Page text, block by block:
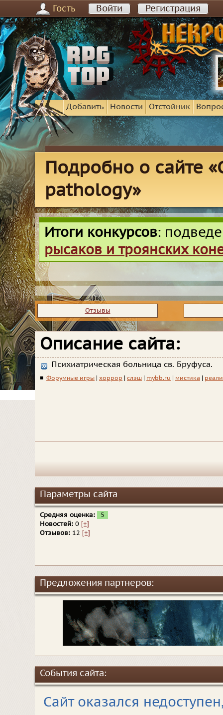
Гость Войти Регистрация
Добавить Новости Отстойник
Подробно о сайте
pathology»
Итоги конкурсов:
рысаков и троянских
Отзывы
Описание сайта:
Психиатрическая больница св. Бруфуса.
■ Форумные игры хоррор слэш mybb.ru мистика
Параметры сайта
Средняя оценка:
5
Новостей: 0 [+]
Отзывов: 12 [+]
Предложения партнеров:
События сайта:
Сайт оказался